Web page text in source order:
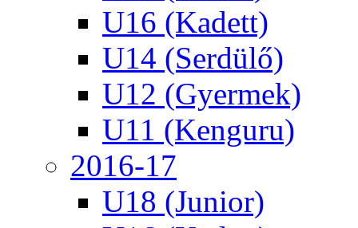
U16 (Kadett)
U14 (Serdülő)
U12 (Gyermek)
U11 (Kenguru)
2016-17
U18 (Junior)